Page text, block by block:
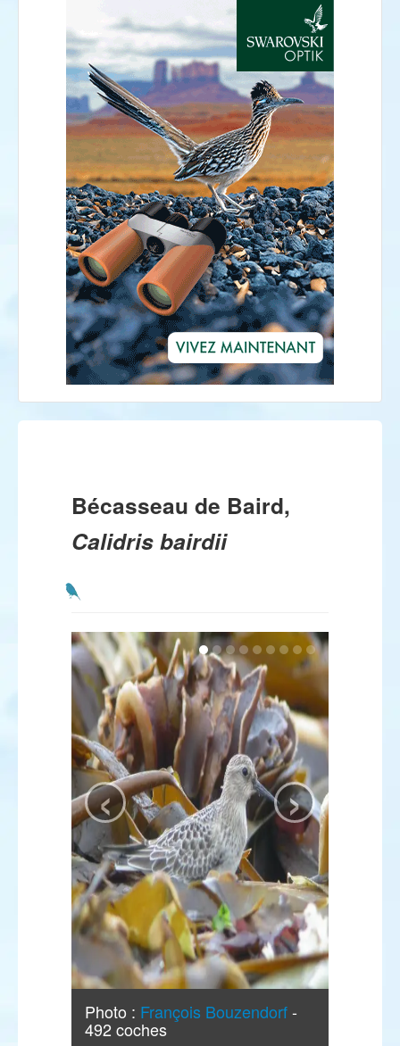
Bécasseau de Baird,
Calidris bairdii
Photo : François Bouzendorf-
492 coches
‹ ›